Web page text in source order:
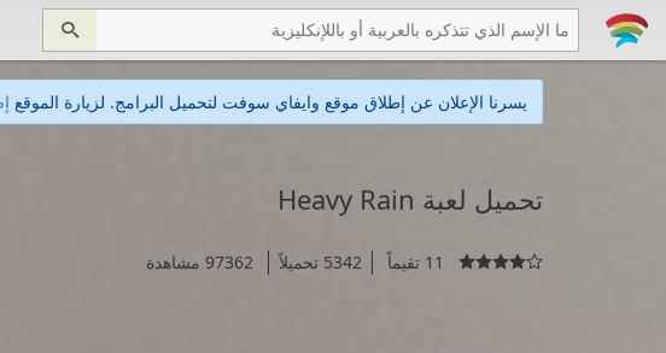

يسرنا الإعلان عن إطلاق موقع وايفاي سوفت لتحميل البرامج. لزيارة الموقع
تحميل لعبة Heavy Rain
 11 تقيماً 5342 تحميلاً 97362 مشاهدة